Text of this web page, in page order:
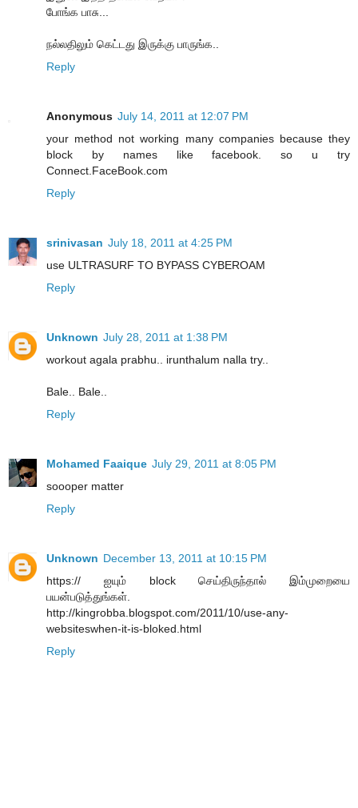
போங்க பாசு...
நல்லதிலும் கெட்டது இருக்கு பாருங்க..
Reply
Anonymous July 14, 2011 at 12:07 PM
your method not working many companies because they
block by names like facebook. so u try
Connect.FaceBook.com
Reply
srinivasan July 18, 2011 at 4:25 PM
use ULTRASURF TO BYPASS CYBEROAM
Reply
Unknown July 28, 2011 at 1:38 PM
workout agala prabhu.. irunthalum nalla try..
Bale.. Bale..
Reply
Mohamed Faaique July 29, 2011 at 8:05 PM
soooper matter
Reply
Unknown December 13, 2011 at 10:15 PM
https:// ஐயும் block செய்திருந்தால் இம்முறையை
பயன்படுத்துங்கள்.
http://kingrobba.blogspot.com/2011/10/use-any-
websiteswhen-it-is-bloked.html
Reply